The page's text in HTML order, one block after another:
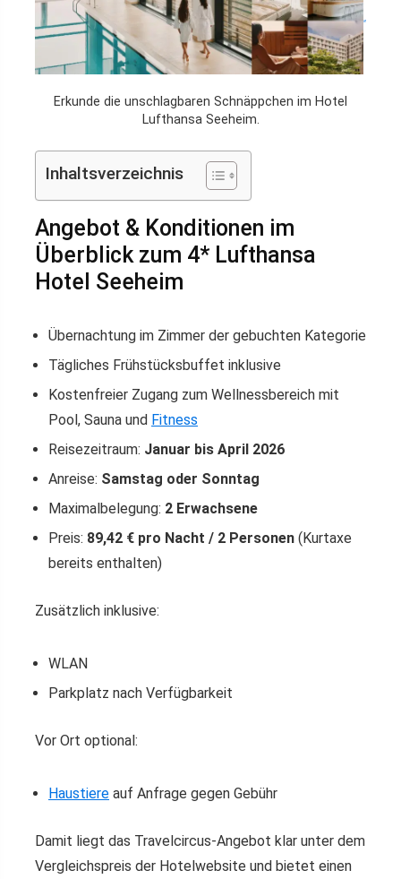
Erkunde die unschlagbaren Schnäppchen im Hotel
Lufthansa Seeheim.
Inhaltsverzeichnis
Angebot & Konditionen im
Überblick zum 4* Lufthansa
Hotel Seeheim
Übernachtung im Zimmer der gebuchten Kategorie
Tägliches Frühstücksbuffet inklusive
Kostenfreier Zugang zum Wellnessbereich mit
Pool, Sauna und Fitness
Reisezeitraum: Januar bis April 2026
Anreise: Samstag oder Sonntag
Maximalbelegung: 2 Erwachsene
Preis: 89,42 € pro Nacht / 2 Personen (Kurtaxe
bereits enthalten)
Zusätzlich inklusive:
WLAN
Parkplatz nach Verfügbarkeit
Vor Ort optional:
Haustiere auf Anfrage gegen Gebühr
Damit liegt das Travelcircus-Angebot klar unter dem
Vergleichspreis der Hotelwebsite und bietet einen